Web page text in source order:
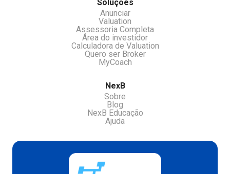
Soluções
Anunciar
Valuation
Assessoria Completa
Área do investidor
Calculadora de Valuation
Quero ser Broker
MyCoach
NexB
Sobre
Blog
NexB Educação
Ajuda